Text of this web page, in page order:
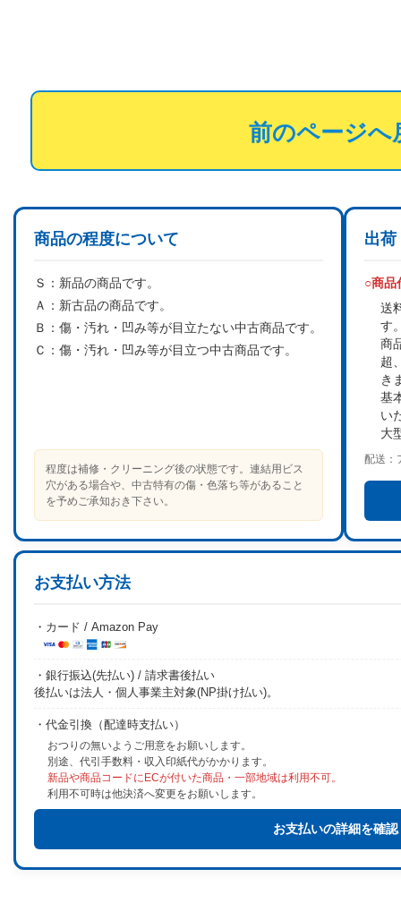
前のページへ
商品の程度について
Ｓ： 新品の商品です。
Ａ： 新古品の商品です。
Ｂ： 傷・汚れ・凹み等が目立たない中古商品です。
Ｃ： 傷・汚れ・凹み等が目立つ中古商品です。
程度は補修・クリーニング後の状態です。連結用ビス
穴がある場合や、中古特有の傷・色落ち等があること
を予めご承知おき下さい。
出荷
○商品
送
す
商
超
き
基
い
大
配送：
お支払い方法
・カード / Amazon Pay
・銀行振込(先払い) / 請求書後払い
後払いは法人・個人事業主対象(NP掛け払い)。
・代金引換（配達時支払い）
おつりの無いようご用意をお願いします。
別途、代引手数料・収入印紙代がかかります。
新品や商品コードにECが付いた商品・一部地域は利用不可。
利用不可時は他決済へ変更をお願いします。
お支払いの詳細を確認